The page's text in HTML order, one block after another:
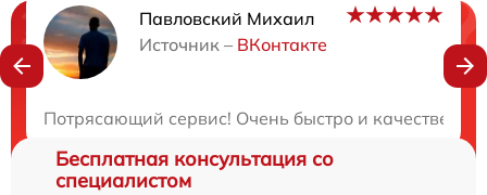
Павловский Михаил
Источник – ВКонтакте
Потрясающий сервис! Очень быстро и
Нужна консультация?
Бесплатная консультация со
специалистом